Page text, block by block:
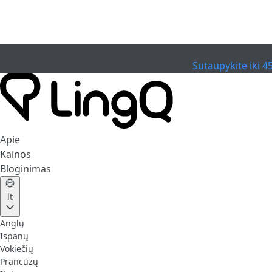
Sutaupykite iki
Apie
Kainos
Bloginimas
lt
Anglų
Ispanų
Vokiečių
Prancūzų